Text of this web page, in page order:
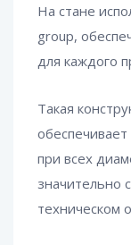
На стане
group,
для каждого
Такая
при всех
значительно
техническом